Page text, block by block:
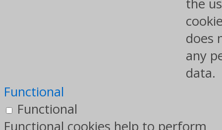
the
does
any
data.
Functional
Functional
Functional cookies help to perform